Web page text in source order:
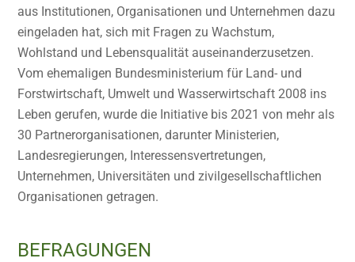
aus Institutionen, Organisationen und Unternehmen dazu
eingeladen hat, sich mit Fragen zu Wachstum,
Wohlstand und Lebensqualität auseinanderzusetzen.
Vom ehemaligen Bundesministerium für Land- und
Forstwirtschaft, Umwelt und Wasserwirtschaft 2008 ins
Leben gerufen, wurde die Initiative bis 2021 von mehr als
30 Partnerorganisationen, darunter Ministerien,
Landesregierungen, Interessensvertretungen,
Unternehmen, Universitäten und zivilgesellschaftlichen
Organisationen getragen.
BEFRAGUNGEN